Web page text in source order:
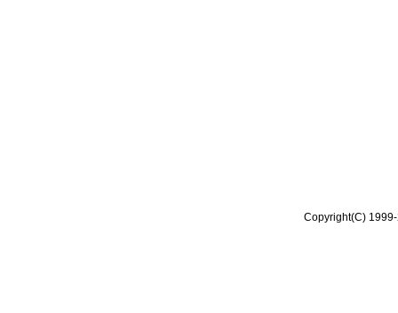
Copyright(C)